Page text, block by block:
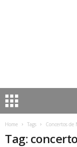
Home Tags Concertos de
Tag: